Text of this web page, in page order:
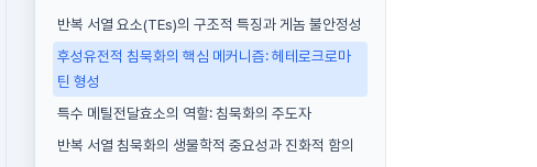
반복 서열 요소(TEs)의 구조적 특징과 게놈 불안정성
후성유전적 침묵화의 핵심 메커니즘: 헤테로크로마
틴 형성
특수 메틸전달효소의 역할: 침묵화의 주도자
반복 서열 침묵화의 생물학적 중요성과 진화적 함의